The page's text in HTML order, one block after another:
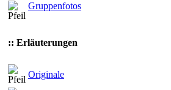
Gruppenfotos
:: Erläuterungen
Originale